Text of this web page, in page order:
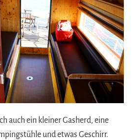
auch ein kleiner Gasherd, eine
und etwas Geschirr.